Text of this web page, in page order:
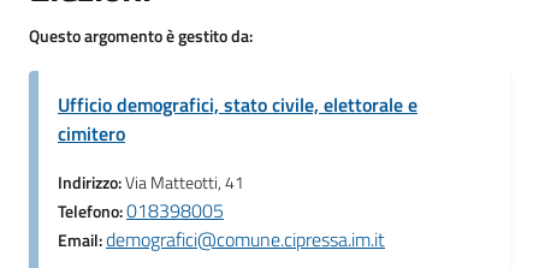
Questo argomento è gestito da:
Ufficio demografici, stato civile, elettorale e
cimitero
Indirizzo:Via Matteotti, 41
Telefono:018398005
Email:demografici@comune.cipressa.im.it